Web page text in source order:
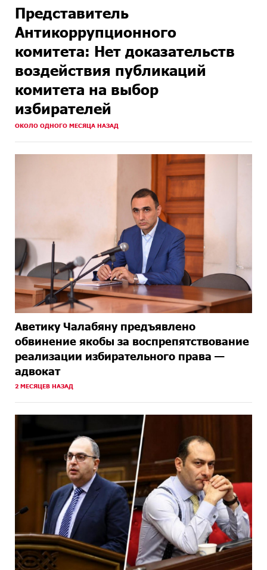
Представитель
Антикоррупционного
комитета: Нет доказательств
воздействия публикаций
комитета на выбор
избирателей
ОКОЛО ОДНОГО МЕСЯЦА НАЗАД
Аветику Чалабяну предъявлено
обвинение якобы за воспрепятствование
реализации избирательного права —
адвокат
2 МЕСЯЦЕВ НАЗАД